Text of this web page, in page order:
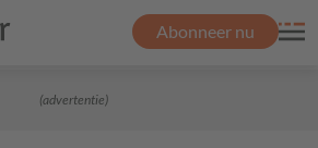
Abonneer nu
(advertentie)